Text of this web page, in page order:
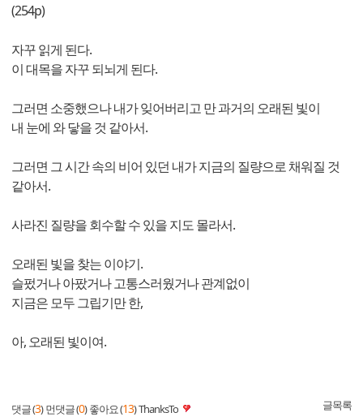
(254p)
자꾸 읽게 된다.
이 대목을 자꾸 되뇌게 된다.
그러면 소중했으나 내가 잊어버리고 만 과거의 오래된 빛이
내 눈에 와 닿을 것 같아서.
그러면 그 시간 속의 비어 있던 내가 지금의 질량으로 채워질 것
같아서.
사라진 질량을 회수할 수 있을 지도 몰라서.
오래된 빛을 찾는 이야기.
슬펐거나 아팠거나 고통스러웠거나 관계없이
지금은 모두 그립기만 한,
아, 오래된 빛이여.
댓글 (3) 먼댓글 (0) 좋아요 (13)ThanksTo 글목록